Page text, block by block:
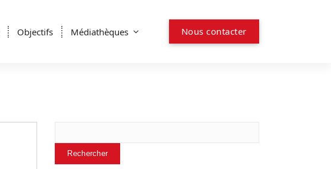
Objectifs Médiathèques Nous contacter
Rechercher